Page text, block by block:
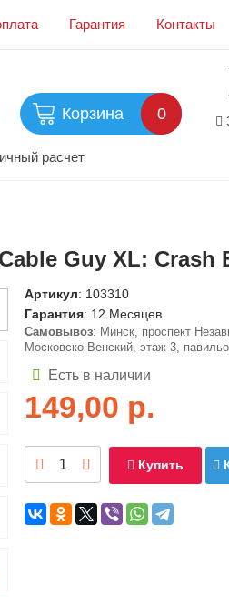
Гарантия Контакты
Корзина 0
расчет
Guy XL: Crash
Артикул: 103310
Гарантия: 12 Месяцев
Самовывоз: Минск, проспект
Московско-Венский, этаж 3,
Есть в наличии
149,00 р.
Купить